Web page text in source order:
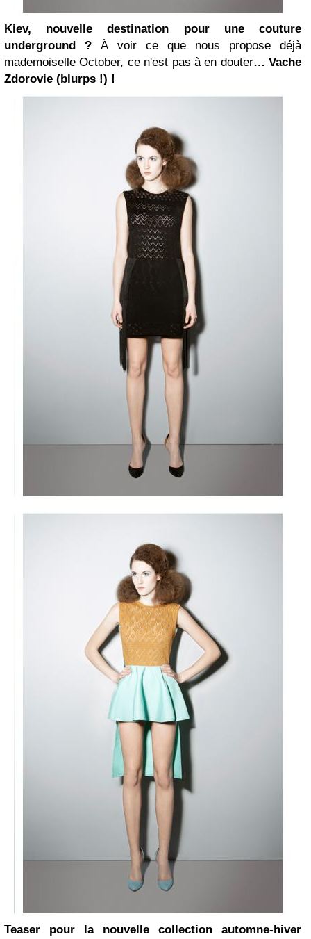
Kiev, nouvelle destination pour une couture
underground ? À voir ce que nous propose déjà
mademoiselle October, ce n'est pas à en douter… Vache
Zdorovie (blurps !) !
Teaser pour la nouvelle collection automne-hiver